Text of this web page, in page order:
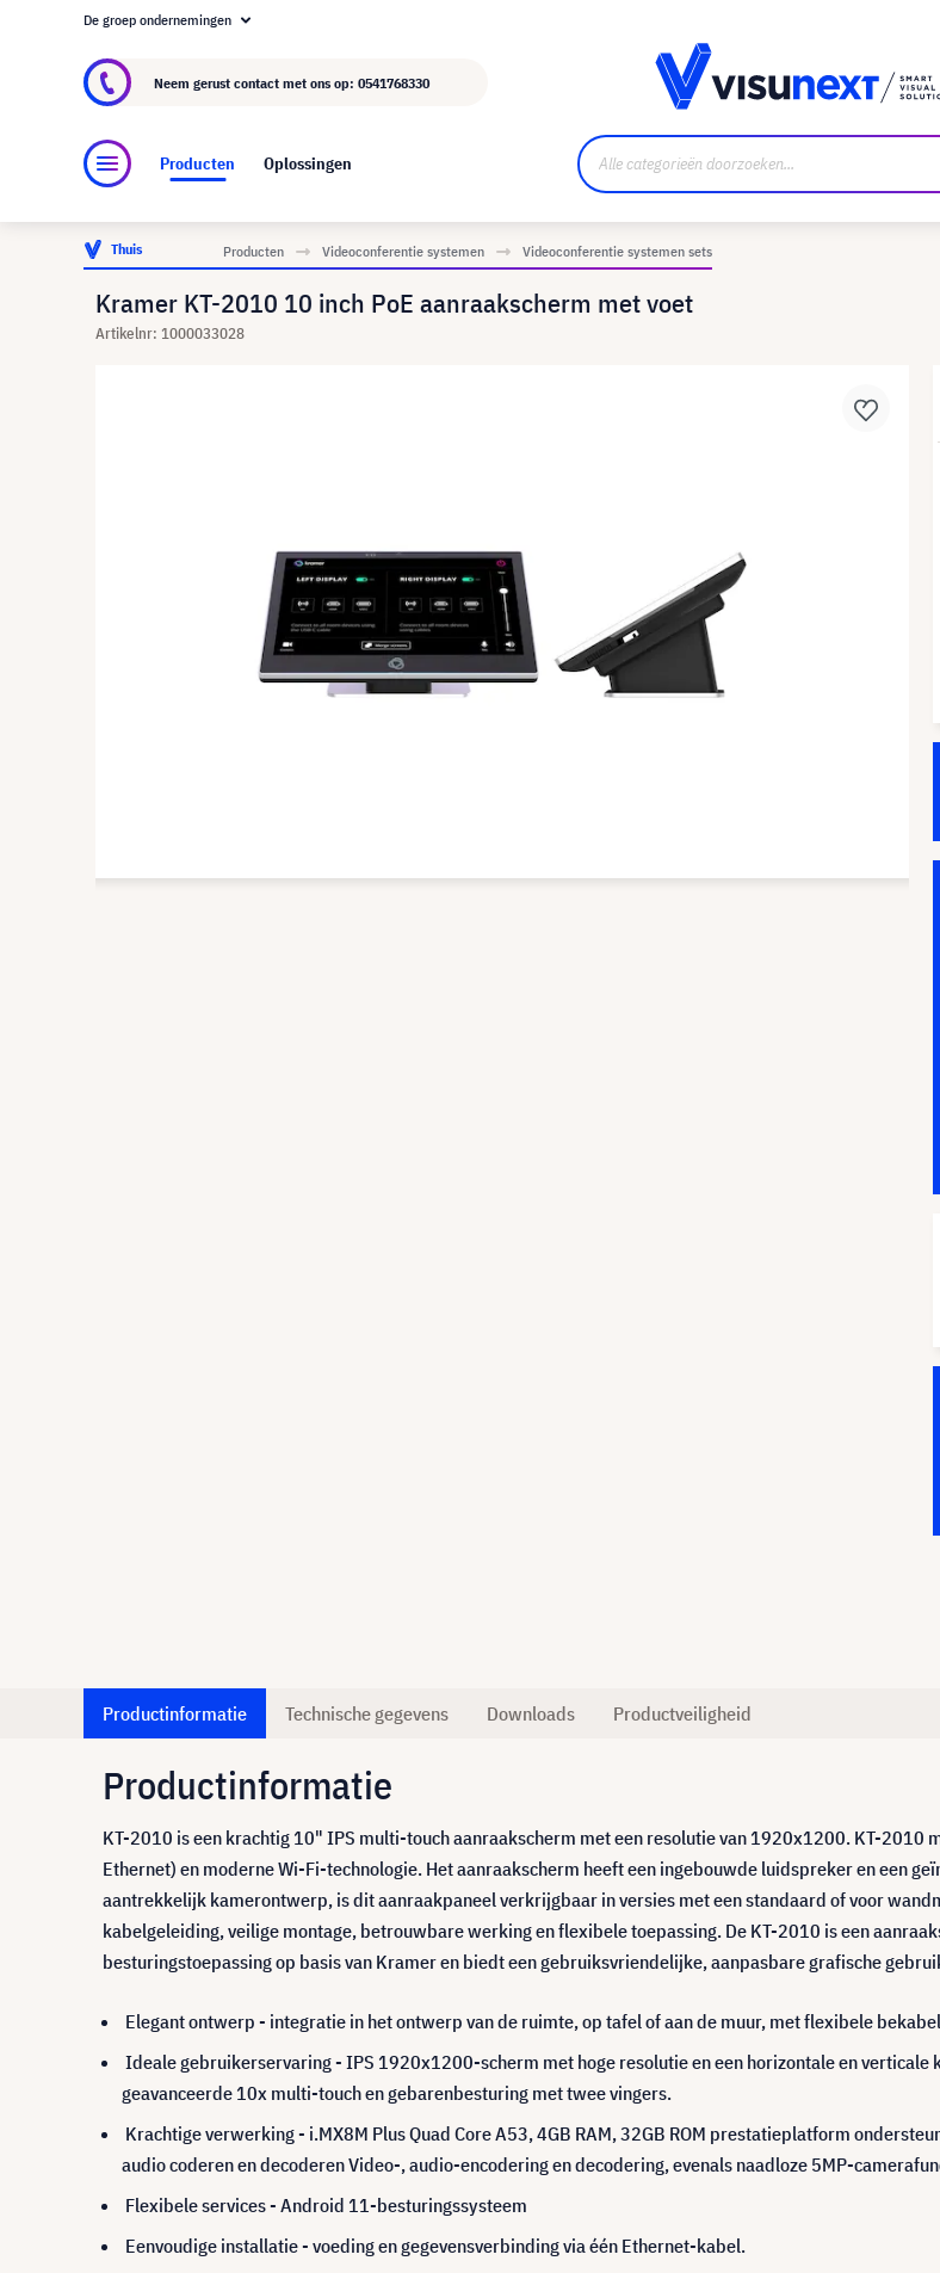
Over visunext.nl
De groep ondernemingen
Neem gerust contact met ons op: 0541768330
Producten Oplossingen
Thuis Producten Videoconferentie systemen Videoconferentie systemen sets
Kramer KT-2010 10 inch PoE aanraakscherm met voet
Artikelnr: 1000033028
Productinformatie Technische gegevens Downloads Productveiligheid
Productinformatie
KT-2010 is een krachtig 10" IPS multi-touch aanraakscherm met een resolutie van 1920x1200. KT-2010
Ethernet) en moderne Wi-Fi-technologie. Het aanraakscherm heeft een ingebouwde luidspreker en een
aantrekkelijk kamerontwerp, is dit aanraakpaneel verkrijgbaar in versies met een standaard of voor
kabelgeleiding, veilige montage, betrouwbare werking en flexibele toepassing. De KT-2010 is een
besturingstoepassing op basis van Kramer en biedt een gebruiksvriendelijke, aanpasbare grafische
Elegant ontwerp - integratie in het ontwerp van de ruimte, op tafel of aan de muur, met flexibele
Ideale gebruikerservaring - IPS 1920x1200-scherm met hoge resolutie en een horizontale en
geavanceerde 10x multi-touch en gebarenbesturing met twee vingers.
Krachtige verwerking - i.MX8M Plus Quad Core A53, 4GB RAM, 32GB ROM prestatieplatform
audio coderen en decoderen Video-, audio-encodering en decodering, evenals naadloze 5MP-
Flexibele services - Android 11-besturingssysteem
Eenvoudige installatie - voeding en gegevensverbinding via één Ethernet-kabel.